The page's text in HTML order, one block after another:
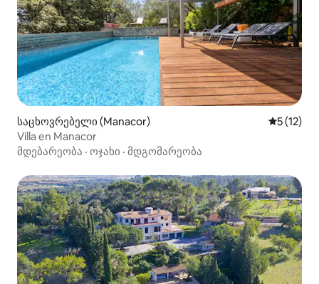
საცხოვრებელი (Manacor) საშუალო
5 (12)
Villa en Manacor
მდებარეობა · ოჯახი · მდგომარეობა